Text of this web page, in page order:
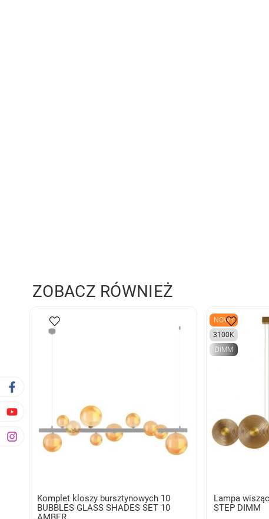
ZOBACZ RÓWNIEŻ
Komplet kloszy bursztynowych 10
BUBBLES GLASS SHADES SET 10
NOWY
3100K
DIMM
Lampa
STEP DIMM